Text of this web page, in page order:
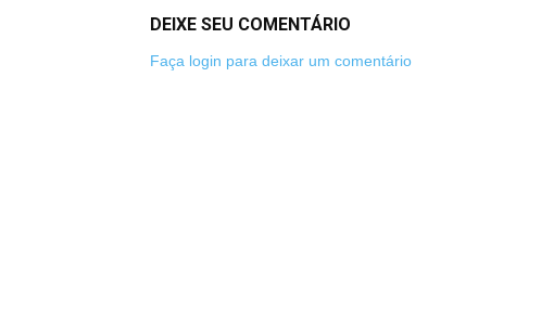
DEIXE SEU COMENTÁRIO
Faça login para deixar um comentário